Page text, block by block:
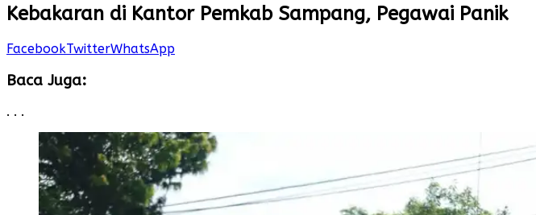
Kebakaran di Kantor Pemkab Sampang, Pegawai Panik
FacebookTwitterWhatsApp
Baca Juga:
. . .